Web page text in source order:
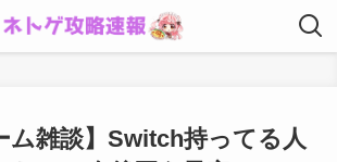
ム雑談】Switch持ってる人